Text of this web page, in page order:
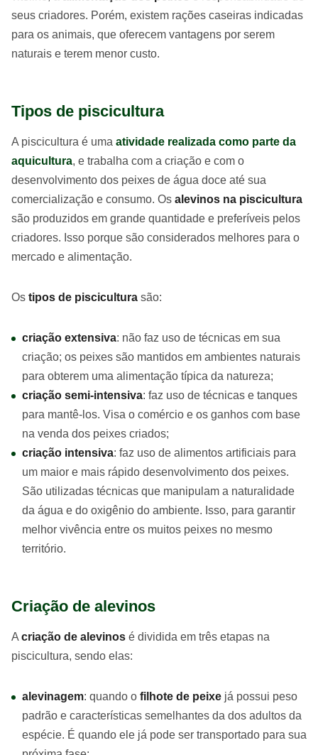
seus criadores. Porém, existem rações caseiras indicadas
para os animais, que oferecem vantagens por serem
naturais e terem menor custo.
Tipos de piscicultura
A piscicultura é uma atividade realizada como parte da
aquicultura, e trabalha com a criação e com o
desenvolvimento dos peixes de água doce até sua
comercialização e consumo. Os alevinos na piscicultura
são produzidos em grande quantidade e preferíveis pelos
criadores. Isso porque são considerados melhores para o
mercado e alimentação.
Os tipos de piscicultura são:
criação extensiva: não faz uso de técnicas em sua
criação; os peixes são mantidos em ambientes naturais
para obterem uma alimentação típica da natureza;
criação semi-intensiva: faz uso de técnicas e tanques
para mantê-los. Visa o comércio e os ganhos com base
na venda dos peixes criados;
criação intensiva: faz uso de alimentos artificiais para
um maior e mais rápido desenvolvimento dos peixes.
São utilizadas técnicas que manipulam a naturalidade
da água e do oxigênio do ambiente. Isso, para garantir
melhor vivência entre os muitos peixes no mesmo
território.
Criação de alevinos
A criação de alevinos é dividida em três etapas na
piscicultura, sendo elas:
alevinagem: quando o filhote de peixe já possui peso
padrão e características semelhantes da dos adultos da
espécie. É quando ele já pode ser transportado para sua